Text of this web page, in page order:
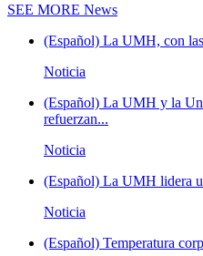
SEE MORE News
(Español) La UMH, con
Noticia
(Español) La UMH y la
refuerzan...
Noticia
(Español) La UMH lidera
Noticia
(Español) Temperatura